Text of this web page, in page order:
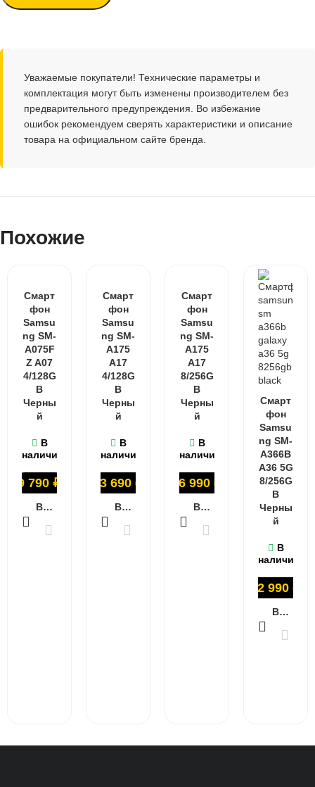
Уважаемые покупатели! Технические параметры и
комплектация могут быть изменены производителем без
предварительного предупреждения. Во избежание
ошибок рекомендуем сверять характеристики и описание
товара на официальном сайте бренда.
Похожие
Смарт
фон
Samsu
ng SM-
A075F
Z A07
4/128G
B
Черны
й
В
наличии
9 790 ₽
В КОРЗИНУ
Смарт
фон
Samsu
ng SM-
A175
A17
4/128G
B
Черны
й
В
наличии
13 690 ₽
В КОРЗИНУ
Смарт
фон
Samsu
ng SM-
A175
A17
8/256G
B
Черны
й
В
наличии
16 990 ₽
В КОРЗИНУ
Смарт
фон
Samsu
ng SM-
A366B
A36 5G
8/256G
B
Черны
й
В
наличии
22 990 ₽
В КОРЗИНУ